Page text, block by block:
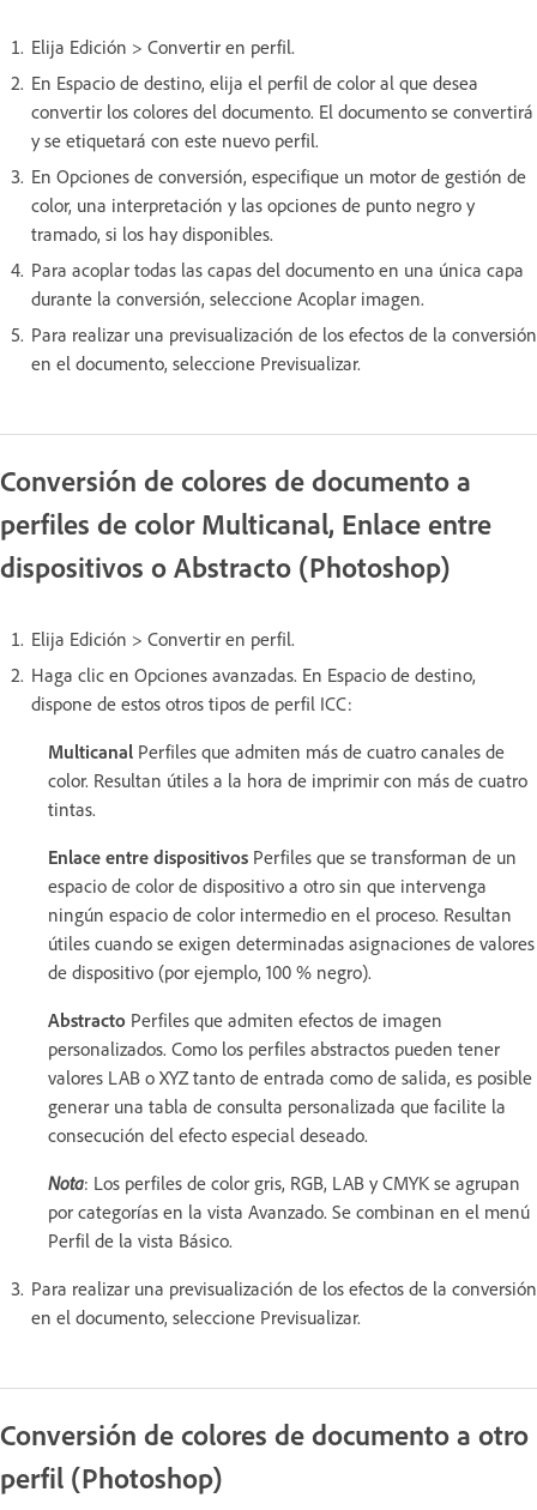
Elija Edición > Convertir en perfil.
En Espacio de destino, elija el perfil de color al que desea
convertir los colores del documento. El documento se convertirá
y se etiquetará con este nuevo perfil.
En Opciones de conversión, especifique un motor de gestión de
color, una interpretación y las opciones de punto negro y
tramado, si los hay disponibles.
Para acoplar todas las capas del documento en una única capa
durante la conversión, seleccione Acoplar imagen.
Para realizar una previsualización de los efectos de la conversión
en el documento, seleccione Previsualizar.
Conversión de colores de documento a
perfiles de color Multicanal, Enlace entre
dispositivos o Abstracto (Photoshop)
Elija Edición > Convertir en perfil.
Haga clic en Opciones avanzadas. En Espacio de destino,
dispone de estos otros tipos de perfil ICC:
Multicanal Perfiles que admiten más de cuatro canales de
color. Resultan útiles a la hora de imprimir con más de cuatro
tintas.
Enlace entre dispositivos Perfiles que se transforman de un
espacio de color de dispositivo a otro sin que intervenga
ningún espacio de color intermedio en el proceso. Resultan
útiles cuando se exigen determinadas asignaciones de valores
de dispositivo (por ejemplo, 100 % negro).
Abstracto Perfiles que admiten efectos de imagen
personalizados. Como los perfiles abstractos pueden tener
valores LAB o XYZ tanto de entrada como de salida, es posible
generar una tabla de consulta personalizada que facilite la
consecución del efecto especial deseado.
Nota: Los perfiles de color gris, RGB, LAB y CMYK se agrupan
por categorías en la vista Avanzado. Se combinan en el menú
Perfil de la vista Básico.
Para realizar una previsualización de los efectos de la conversión
en el documento, seleccione Previsualizar.
Conversión de colores de documento a otro
perfil (Photoshop)